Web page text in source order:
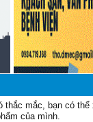
thắc mắc, bạn có
của mình.